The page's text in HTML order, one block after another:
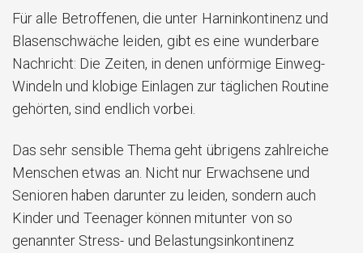
Für alle Betroffenen, die unter Harninkontinenz und
Blasenschwäche leiden, gibt es eine wunderbare
Nachricht: Die Zeiten, in denen unförmige Einweg-
Windeln und klobige Einlagen zur täglichen Routine
gehörten, sind endlich vorbei.
Das sehr sensible Thema geht übrigens zahlreiche
Menschen etwas an. Nicht nur Erwachsene und
Senioren haben darunter zu leiden, sondern auch
Kinder und Teenager können mitunter von so
genannter Stress- und Belastungsinkontinenz